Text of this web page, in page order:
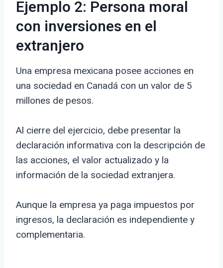
Ejemplo 2: Persona moral
con inversiones en el
extranjero
Una empresa mexicana posee acciones en
una sociedad en Canadá con un valor de 5
millones de pesos.
Al cierre del ejercicio, debe presentar la
declaración informativa con la descripción de
las acciones, el valor actualizado y la
información de la sociedad extranjera.
Aunque la empresa ya paga impuestos por
ingresos, la declaración es independiente y
complementaria.